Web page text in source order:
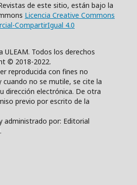
de este sitio, están bajo la
Licencia Creative Commons
CompartirIgual 4.0
ULEAM. Todos los derechos
© 2018-2022.
reproducida con fines no
cuando no se mutile, se cite la
dirección electrónica. De otra
previo por escrito de la
administrado por: Editorial